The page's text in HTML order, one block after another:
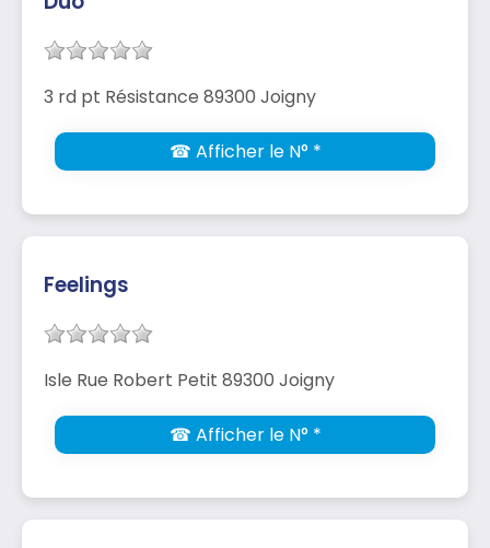
3 rd pt Résistance 89300 Joigny
☎ Afficher le N° *
Feelings
Isle Rue Robert Petit 89300 Joigny
☎ Afficher le N° *